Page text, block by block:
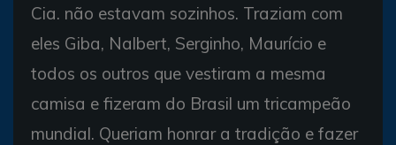
Cia. não estavam sozinhos. Traziam com
eles Giba, Nalbert, Serginho, Maurício e
todos os outros que vestiram a mesma
camisa e fizeram do Brasil um tricampeão
mundial. Queriam honrar a tradição e fazer